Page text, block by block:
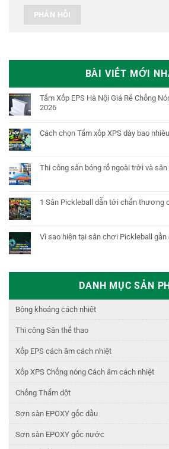
BÀI VIẾT MỚI
Tấm Xốp EPS Hà Nội Giá Rẻ Chống
2026
Cách chọn Tấm xốp XPS dày bao
Thi công sân bóng rổ ngoài trời và
1 Sân Pickleball dẫn tới chấn thương
Vì sao hiện tại sân chơi Pickleball gần
DANH MỤC SẢN
Bông khoáng cách nhiệt
Thi công Sân thể thao
Xốp EPS cách âm cách nhiệt
Xốp XPS Chống nóng Cách âm cách nhiệt
Chống Thấm dột
Sơn sàn EPOXY gốc dầu
Sơn sàn EPOXY gốc nước